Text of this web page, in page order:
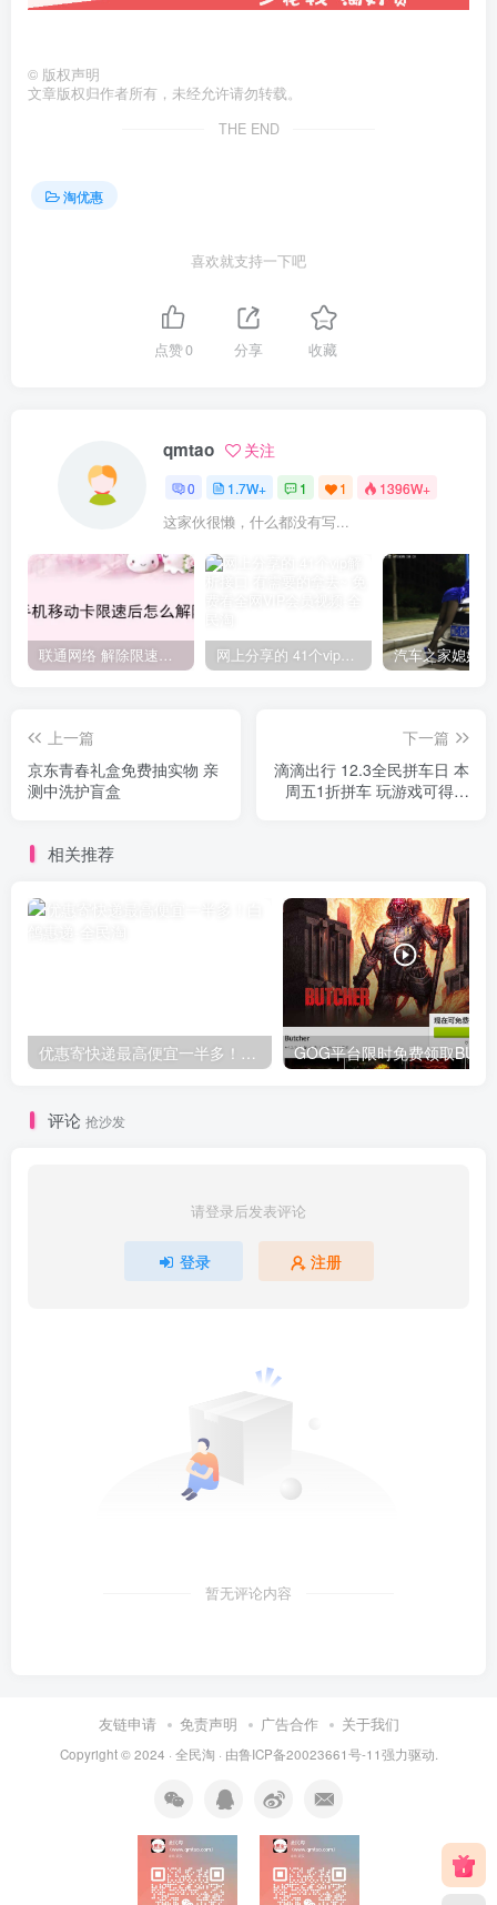
© 版权声明
文章版权归作者所有，未经允许请勿转载。
THE END
淘优惠
喜欢就支持一下吧
点赞0 分享 收藏
qmtao 关注
0 1.7W+ 1 1 1396W+
这家伙很懒，什么都没有写...
联通网络 解除限速方法参考！畅享、畅玩、老白干等及其它地区自测了 网上分享的 41个vip解析接口 有需要的拿去~ 免费看全网VIP会员视频
上一篇
京东青春礼盒免费抽实物 亲
测中洗护盲盒
下一篇
滴滴出行 12.3全民拼车日 本
周五1折拼车 玩游戏可得更
相关推荐
优惠寄快递最高便宜一半多！白鸽惠递
评论 抢沙发
请登录后发表评论
登录 注册
暂无评论内容
友链申请 免责声明 广告合作 关于我们
Copyright © 2024 · 全民淘 · 由鲁ICP备20023661号-11强力驱动.